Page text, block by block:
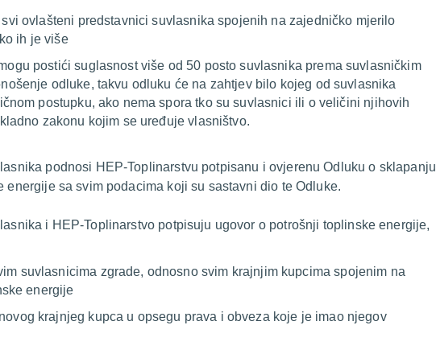
ovlašteni predstavnici suvlasnika spojenih na zajedničko mjerilo
ih je više
postići suglasnost više od 50 posto suvlasnika prema suvlasničkim
odluke, takvu odluku će na zahtjev bilo kojeg od suvlasnika
postupku, ako nema spora tko su suvlasnici ili o veličini njihovih
zakonu kojim se uređuje vlasništvo.
podnosi HEP-Toplinarstvu potpisanu i ovjerenu Odluku o sklapanju
energije sa svim podacima koji su sastavni dio te Odluke.
i HEP-Toplinarstvo potpisuju ugovor o potrošnji toplinske energije,
suvlasnicima zgrade, odnosno svim krajnjim kupcima spojenim na
energije
krajnjeg kupca u opsegu prava i obveza koje je imao njegov